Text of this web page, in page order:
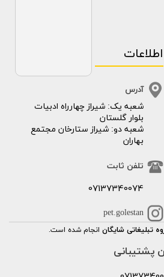
​​شعبه یک: شیراز چهارراه ادبیات
بلوار گلستان
شعبه دو: شیراز ستارخان مجتمع
بهاران
اطلاعات
آدرس
تلفن ثابت
07137340074
pet.golestan
تبلیغاتی شایگان انجام شده است.
پشتیبانی